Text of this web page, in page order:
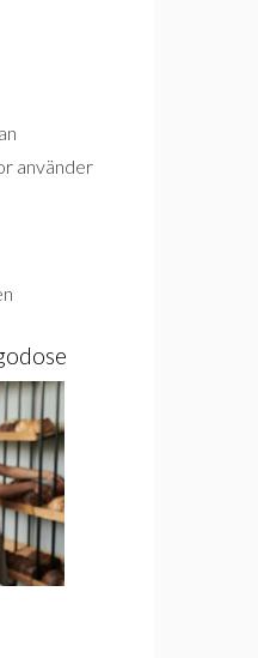
använder